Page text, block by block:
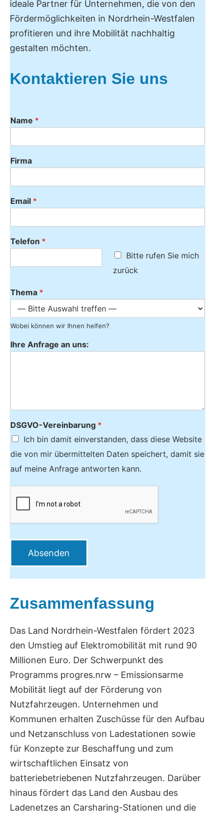
ideale Partner für Unternehmen, die von den
Fördermöglichkeiten in Nordrhein-Westfalen
profitieren und ihre Mobilität nachhaltig
gestalten möchten.
Kontaktieren Sie uns
Name *
Firma
Email *
Telefon *
Bitte rufen Sie mich
zurück
Thema *
Wobei können wir Ihnen helfen?
Ihre Anfrage an uns:
DSGVO-Vereinbarung *
Ich bin damit einverstanden, dass diese Website
die von mir übermittelten Daten speichert, damit sie
auf meine Anfrage antworten kann.
Absenden
Zusammenfassung
Das Land Nordrhein-Westfalen fördert 2023
den Umstieg auf Elektromobilität mit rund 90
Millionen Euro. Der Schwerpunkt des
Programms progres.nrw – Emissionsarme
Mobilität liegt auf der Förderung von
Nutzfahrzeugen. Unternehmen und
Kommunen erhalten Zuschüsse für den Aufbau
und Netzanschluss von Ladestationen sowie
für Konzepte zur Beschaffung und zum
wirtschaftlichen Einsatz von
batteriebetriebenen Nutzfahrzeugen. Darüber
hinaus fördert das Land den Ausbau des
Ladenetzes an Carsharing-Stationen und die